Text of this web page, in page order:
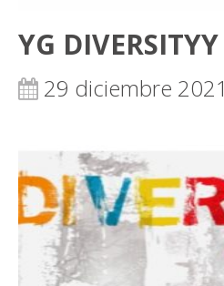
YG DIVERSITYY
29 diciembre 2021